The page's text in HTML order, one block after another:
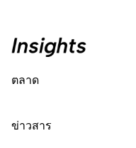
ตลาด
ข่าวสาร